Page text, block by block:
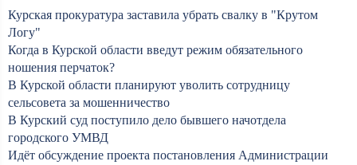
Курская прокуратура заставила убрать свалку в "Крутом
Логу"
Когда в Курской области введут режим обязательного
ношения перчаток?
В Курской области планируют уволить сотрудницу
сельсовета за мошенничество
В Курский суд поступило дело бывшего начотдела
городского УМВД
Идёт обсуждение проекта постановления Администрации